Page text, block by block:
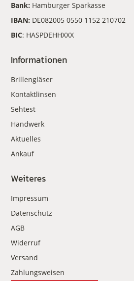
Bank: Hamburger Sparkasse
IBAN: DE082005 0550 1152 210702
BIC: HASPDEHHXXX
Informationen
Brillengläser
Kontaktlinsen
Sehtest
Handwerk
Aktuelles
Ankauf
Weiteres
Impressum
Datenschutz
AGB
Widerruf
Versand
Zahlungsweisen